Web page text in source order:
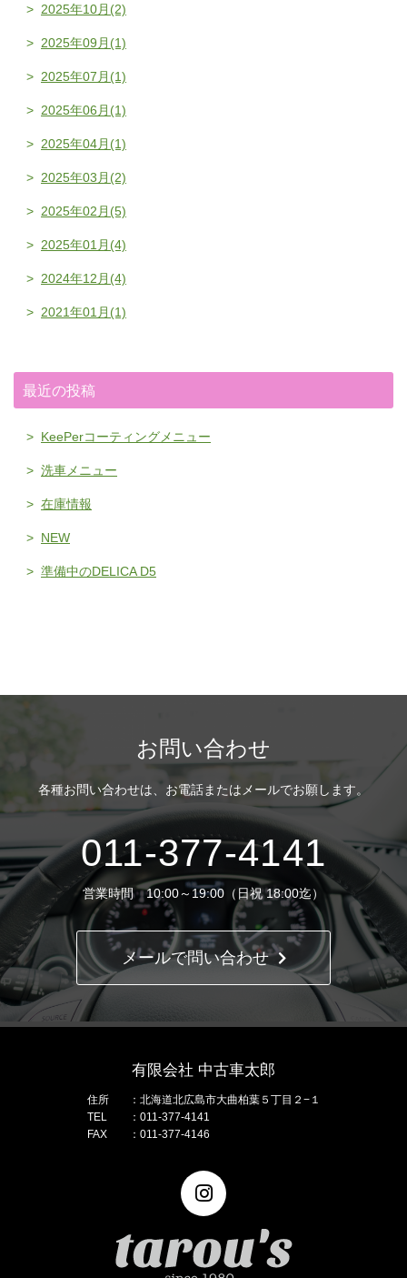
2025年10月(2)
2025年09月(1)
2025年07月(1)
2025年06月(1)
2025年04月(1)
2025年03月(2)
2025年02月(5)
2025年01月(4)
2024年12月(4)
2021年01月(1)
最近の投稿
KeePerコーティングメニュー
洗車メニュー
在庫情報
NEW
準備中のDELICA D5
お問い合わせ
各種お問い合わせは、 お電話またはメールでお願します。
011-377-4141
営業時間 10:00～19:00（日祝 18:00迄）
メールで問い合わせ
有限会社 中古車太郎
住所
北海道北広島市大曲柏葉５丁目２−１
TEL
011-377-4141
FAX
011-377-4146